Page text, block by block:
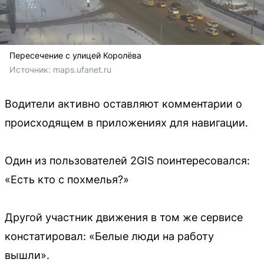
Пересечение с улицей Королёва
Источник: maps.ufanet.ru
Водители активно оставляют комментарии о
происходящем в приложениях для навигации.
Один из пользователей 2GIS поинтересовался:
«Есть кто с похмелья?»
Другой участник движения в том же сервисе
констатировал: «Белые люди на работу
вышли».